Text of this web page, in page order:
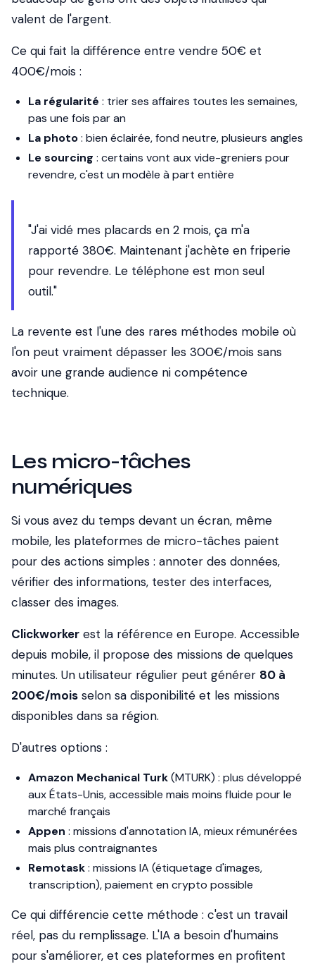
valent de l'argent.
Ce qui fait la différence entre vendre 50€ et
400€/mois :
La régularité : trier ses affaires toutes les semaines,
pas une fois par an
La photo: bien éclairée, fond neutre, plusieurs angles
Le sourcing : certains vont aux vide-greniers pour
revendre, c'est un modèle à part entière
"J'ai vidé mes placards en 2 mois, ça m'a
rapporté 380€. Maintenant j'achète en friperie
pour revendre. Le téléphone est mon seul
outil."
La revente est l'une des rares méthodes mobile où
l'on peut vraiment dépasser les 300€/mois sans
avoir une grande audience ni compétence
technique.
Les micro-tâches
numériques
Si vous avez du temps devant un écran, même
mobile, les plateformes de micro-tâches paient
pour des actions simples : annoter des données,
vérifier des informations, tester des interfaces,
classer des images.
Clickworker est la référence en Europe. Accessible
depuis mobile, il propose des missions de quelques
minutes. Un utilisateur régulier peut générer 80 à
200€/mois selon sa disponibilité et les missions
disponibles dans sa région.
D'autres options :
Amazon Mechanical Turk(MTURK) : plus développé
aux États-Unis, accessible mais moins fluide pour le
marché français
Appen : missions d'annotation IA, mieux rémunérées
mais plus contraignantes
Remotask: missions IA (étiquetage d'images,
transcription), paiement en crypto possible
Ce qui différencie cette méthode : c'est un travail
réel, pas du remplissage. L'IA a besoin d'humains
pour s'améliorer, et ces plateformes en profitent